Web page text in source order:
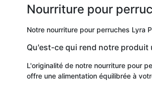
Nourriture pour
Notre nourriture pour perruches Lyra
Qu'est-ce qui rend notre produit
L'originalité de notre nourriture pour
offre une alimentation équilibrée à